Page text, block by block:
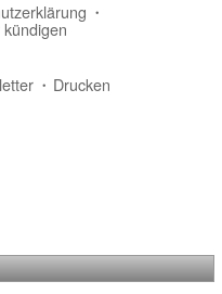
Drucken